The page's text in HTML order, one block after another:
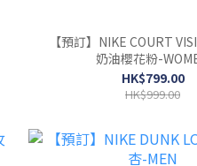
【預訂】NIKE COURT
奶油櫻花粉-
HK$799.00
HK$999.00